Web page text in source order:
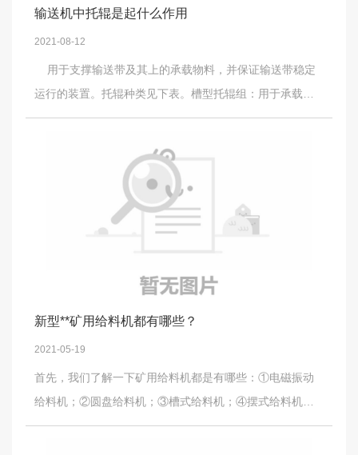
问题，同时也可以在出料口料槽端部安装一小段反旋向叶
这样一旦发生堵料时，将该门打开，就可以清理物料了。
小刘文案编辑http://www.hnydzgkj.com/
输送机中托辊是起什么作用
2021-08-12
用于支撑输送带及其上的承载物料，并保证输送带稳定
运行的装置。托辊种类见下表。槽型托辊组：用于承载分
支（上分支）。过渡托辊组安装在输送机承载段靠近滚筒
托辊组。 调心托辊组：本系列带式输送机为槽型调心托
辊组。槽型调心托辊组为35°。带式输送机回程托辊使用调
心托辊组可防止输送带跑偏，起对中和调偏作用 。 带式
输送机受料点使用缓冲托辊组：35°槽型橡胶圈式缓冲托
对胶带的冲击动能，延长输送带的使用寿命。回程分支
承载分支为1000~1200mm;回程分支为2400~3000mm；
凸凹弧段间距通过计算确定，一般为500或600mm；缓冲
托辊间距则要根据物料的松散密度，块度及落料高度而
新型**矿用给料机都有哪些？
2021-05-19
首先，我们了解一下矿用给料机都是有哪些：①电磁振动
给料机；②圆盘给料机；③槽式给料机；④摆式给料机；⑤
振动给料机。通常来说，矿山上常用的是振动给料机和电